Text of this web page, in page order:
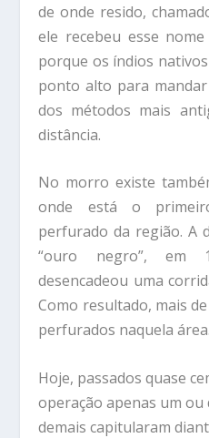
de onde resido,
ele recebeu esse
porque os índios
ponto alto para
dos métodos mais
distância.
No morro existe
onde está o
perfurado da região. A
“ouro negro”, em
desencadeou uma
Como resultado, mais
perfurados naquela área.
Hoje, passados quase
operação apenas um ou
demais capitularam